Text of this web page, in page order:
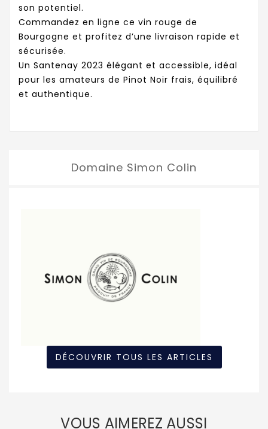
son potentiel.
Commandez en ligne ce vin rouge de
Bourgogne et profitez d’une livraison rapide et
sécurisée.
Un Santenay 2023 élégant et accessible, idéal
pour les amateurs de Pinot Noir frais, équilibré
et authentique.
Domaine Simon Colin
DÉCOUVRIR TOUS LES ARTICLES
VOUS AIMEREZ AUSSI